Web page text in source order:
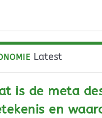
Latest
is de meta
en